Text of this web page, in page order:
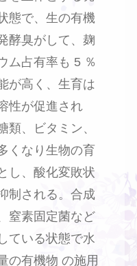
態で、生の有機
酵臭がして、麹
ム占有率も 5 ％
が高く、生育は
性が促進され
類、ビタミン、
くなり生物の育
し、酸化変敗状
制される。合成
窒素固定菌など
ている状態で水
の有機物 の施用